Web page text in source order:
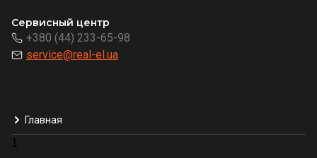
Сервисный центр
+380 (44) 233-65-98
service@real-el.ua
Главная
1